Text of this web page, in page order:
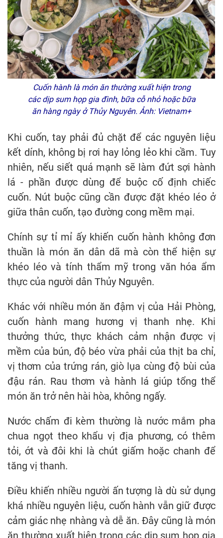
Cuốn hành là món ăn thường xuất hiện trong
các dịp sum họp gia đình, bữa cỗ nhỏ hoặc bữa
ăn hàng ngày ở Thủy Nguyên. Ảnh: Vietnam+
Khi cuốn, tay phải đủ chặt để các nguyên liệu
kết dính, không bị rơi hay lỏng lẻo khi cầm. Tuy
nhiên, nếu siết quá mạnh sẽ làm đứt sợi hành
lá - phần được dùng để buộc cố định chiếc
cuốn. Nút buộc cũng cần được đặt khéo léo ở
giữa thân cuốn, tạo đường cong mềm mại.
Chính sự tỉ mỉ ấy khiến cuốn hành không đơn
thuần là món ăn dân dã mà còn thể hiện sự
khéo léo và tính thẩm mỹ trong văn hóa ẩm
thực của người dân Thủy Nguyên.
Khác với nhiều món ăn đậm vị của Hải Phòng,
cuốn hành mang hương vị thanh nhẹ. Khi
thưởng thức, thực khách cảm nhận được vị
mềm của bún, độ béo vừa phải của thịt ba chỉ,
vị thơm của trứng rán, giò lụa cùng độ bùi của
đậu rán. Rau thơm và hành lá giúp tổng thể
món ăn trở nên hài hòa, không ngấy.
Nước chấm đi kèm thường là nước mắm pha
chua ngọt theo khẩu vị địa phương, có thêm
tỏi, ớt và đôi khi là chút giấm hoặc chanh để
tăng vị thanh.
Điều khiến nhiều người ấn tượng là dù sử dụng
khá nhiều nguyên liệu, cuốn hành vẫn giữ được
cảm giác nhẹ nhàng và dễ ăn. Đây cũng là món
ăn thường xuất hiện trong các dịp sum họp gia